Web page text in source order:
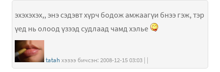
эхэхэхэх,, энэ сэдэвт хүрч бодож амжаагүи бнээ гэж, тэр
үед нь олоод үзээд судлаад чамд хэлье
tatah хэзээ бичсэн: 2008-12-15 03:03 | |